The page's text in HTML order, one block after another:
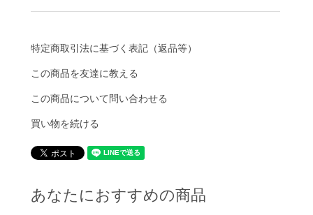
特定商取引法に基づく表記（返品等）
この商品を友達に教える
この商品について問い合わせる
買い物を続ける
あなたにおすすめの商品